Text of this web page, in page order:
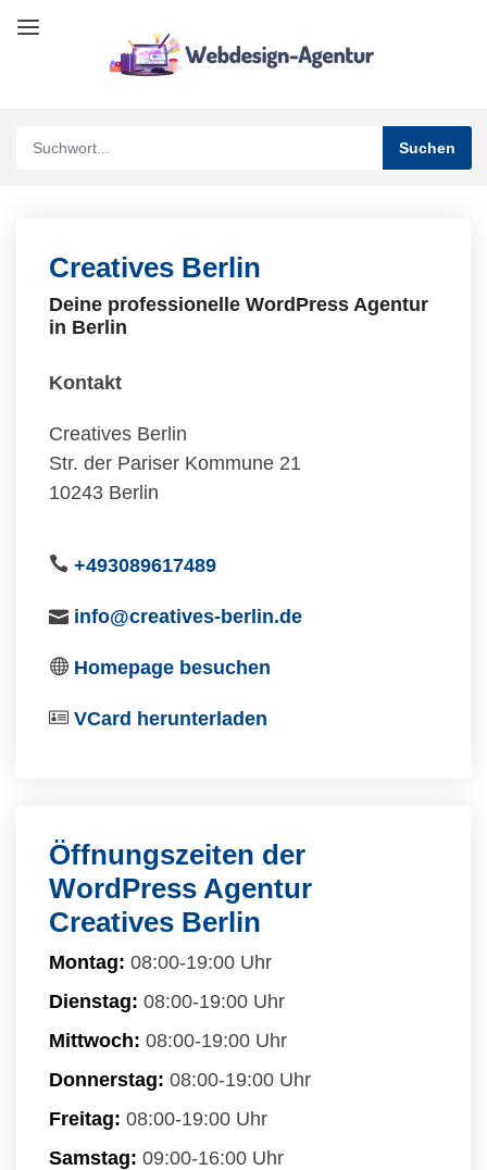
Creatives Berlin
Deine professionelle WordPress Agentur
in Berlin
Kontakt
Creatives Berlin
Str. der Pariser Kommune 21
10243 Berlin
+493089617489
info@creatives-berlin.de
Homepage besuchen
VCard herunterladen
Öffnungszeiten der
WordPress Agentur
Creatives Berlin
Montag: 08:00-19:00 Uhr
Dienstag: 08:00-19:00 Uhr
Mittwoch: 08:00-19:00 Uhr
Donnerstag: 08:00-19:00 Uhr
Freitag: 08:00-19:00 Uhr
Samstag: 09:00-16:00 Uhr